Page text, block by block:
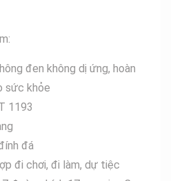
đen không dị ứng, hoàn
sức khỏe
1193
đá
đi chơi, đi làm, dự tiệc